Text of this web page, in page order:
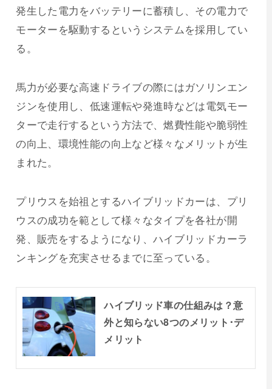
発生した電力をバッテリーに蓄積し、その電力で
モーターを駆動するというシステムを採用してい
る。
馬力が必要な高速ドライブの際にはガソリンエン
ジンを使用し、低速運転や発進時などは電気モー
ターで走行するという方法で、燃費性能や脆弱性
の向上、環境性能の向上など様々なメリットが生
まれた。
プリウスを始祖とするハイブリッドカーは、プリ
ウスの成功を範として様々なタイプを各社が開
発、販売をするようになり、ハイブリッドカーラ
ンキングを充実させるまでに至っている。
ハイブリッド車の仕組みは？意
外と知らない8つのメリット･デ
メリット